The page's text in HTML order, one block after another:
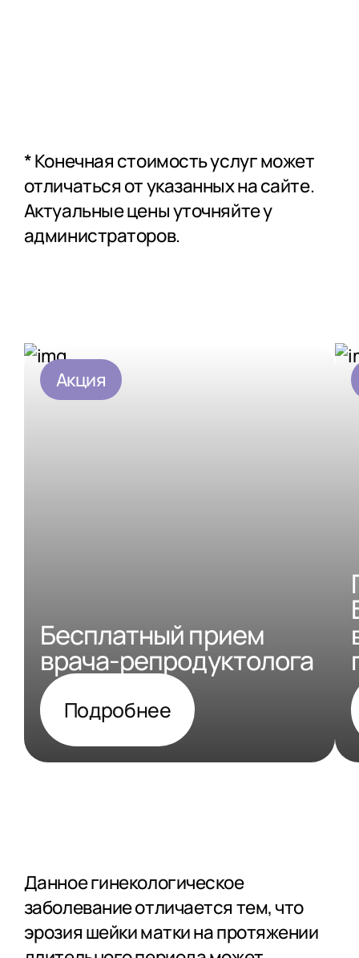
специалистов
* Конечная стоимость услуг может
отличаться от указанных на сайте.
Актуальные цены уточняйте у
администраторов.
Акция
Бесплатный прием
врача-репродуктолога
Подробнее
Данное гинекологическое
заболевание отличается тем, что
эрозия шейки матки на протяжении